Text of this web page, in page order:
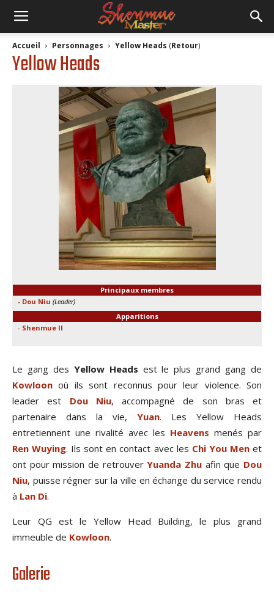
Accueil Personnages Yellow Heads (Retour)
Yellow Heads
Principaux membres
- Dou Niu (Leader)
Apparitions
- Shenmue II
Le gang des Yellow Heads est le plus grand gang de
Kowloon où ils sont reconnus pour leur violence. Son
leader est Dou Niu, accompagné de son bras et
partenaire dans la vie, Yuan. Les Yellow Heads
entretiennent une rivalité avec les Heavens menés par
Ren Wuying. Ils sont en contact avec les Chi You Menet
ont pour mission de retrouverYuanda Zhu afin que Dou
Niu, puisse régner sur la ville en échange du service rendu
à Lan Di.
Leur QG est le Yellow Head Building, le plus grand
immeuble de Kowloon.
Galerie